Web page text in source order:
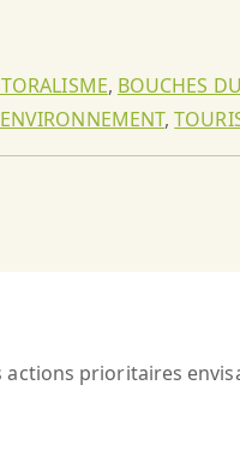
, BOUCHES
,
prioritaires